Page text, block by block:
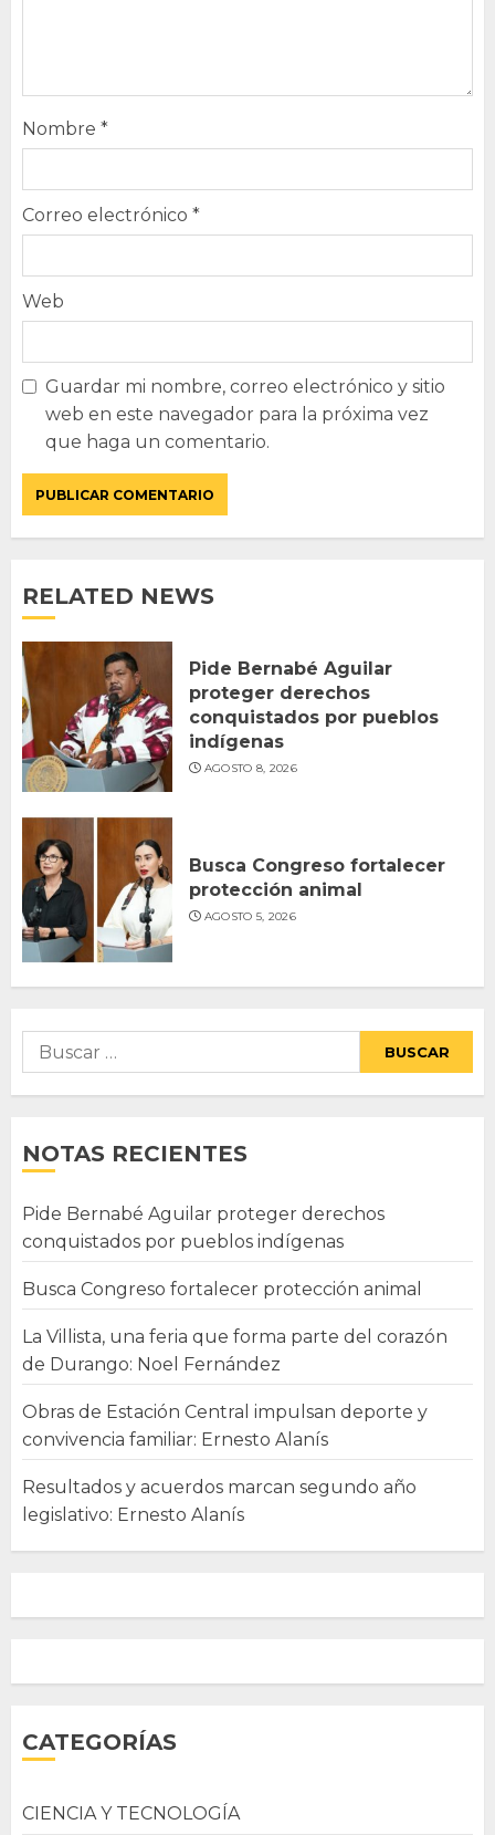
Nombre *
Correo electrónico *
Web
Guardar mi nombre, correo electrónico y sitio
web en este navegador para la próxima vez
que haga un comentario.
RELATED NEWS
Pide Bernabé Aguilar
proteger derechos
conquistados por pueblos
indígenas
AGOSTO 8, 2026
Busca Congreso fortalecer
protección animal
AGOSTO 5, 2026
Buscar:
NOTAS RECIENTES
Pide Bernabé Aguilar proteger derechos
conquistados por pueblos indígenas
Busca Congreso fortalecer protección animal
La Villista, una feria que forma parte del corazón
de Durango: Noel Fernández
Obras de Estación Central impulsan deporte y
convivencia familiar: Ernesto Alanís
Resultados y acuerdos marcan segundo año
legislativo: Ernesto Alanís
CATEGORÍAS
CIENCIA Y TECNOLOGÍA